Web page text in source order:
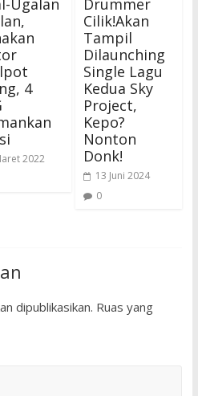
4
2022
Cilik!Akan
Tampil
Dilaunching
Single Lagu
Kedua Sky
Project,
Kepo?
Nonton
Donk!
13 Juni 2024
0
dipublikasikan. Ruas yang